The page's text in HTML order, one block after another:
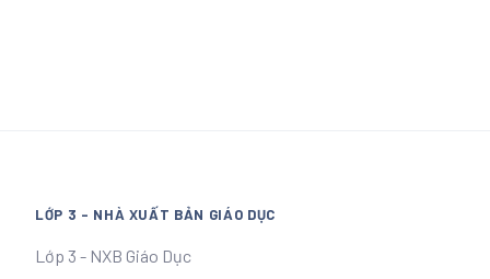
LỚP 3 - NHÀ XUẤT BẢN GIÁO DỤC
Lớp 3 - NXB Giáo Dục